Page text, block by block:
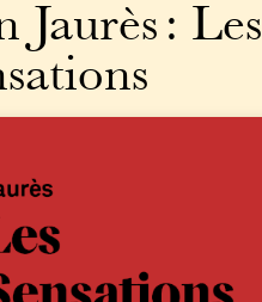
Jaurès : Les